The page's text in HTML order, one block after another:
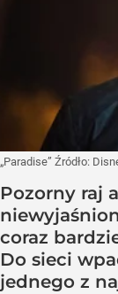
„Paradise” Źródło:
Pozorny raj
coraz
Do sieci
jednego z